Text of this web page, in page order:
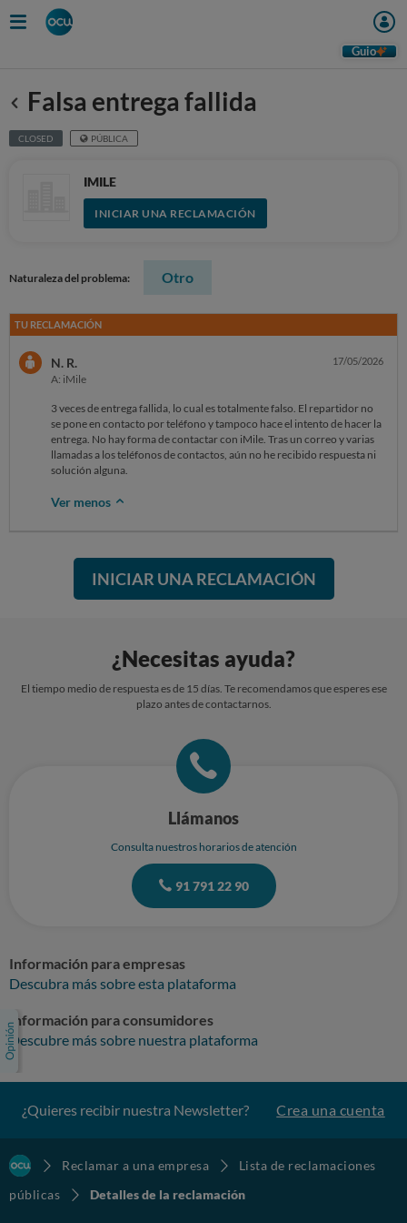
Guio
Anterior
Falsa entrega fallida
CLOSED PÚBLICA
IMILE
INICIAR UNA RECLAMACIÓN
Naturaleza del problema: Otro
TU RECLAMACIÓN
N. R.
A: iMile
17/05/2026
3 veces de entrega fallida, lo cual es totalmente falso. El repartidor no
se pone en contacto por teléfono y tampoco hace el intento de hacer la
entrega. No hay forma de contactar con iMile. Tras un correo y varias
llamadas a los teléfonos de contactos, aún no he recibido respuesta ni
solución alguna.
Ver menos
INICIAR UNA RECLAMACIÓN
¿Necesitas ayuda?
El tiempo medio de respuesta es de 15 días. Te recomendamos que esperes ese
plazo antes de contactarnos.
Llámanos
Consulta nuestros horarios de atención
91 791 22 90
Información para empresas
Descubra más sobre esta plataforma
Información para consumidores
Descubre más sobre nuestra plataforma
¿Quieres recibir nuestra Newsletter? Crea una cuenta
Reclamar a una empresa
Lista de reclamaciones
públicas
Detalles de la reclamación